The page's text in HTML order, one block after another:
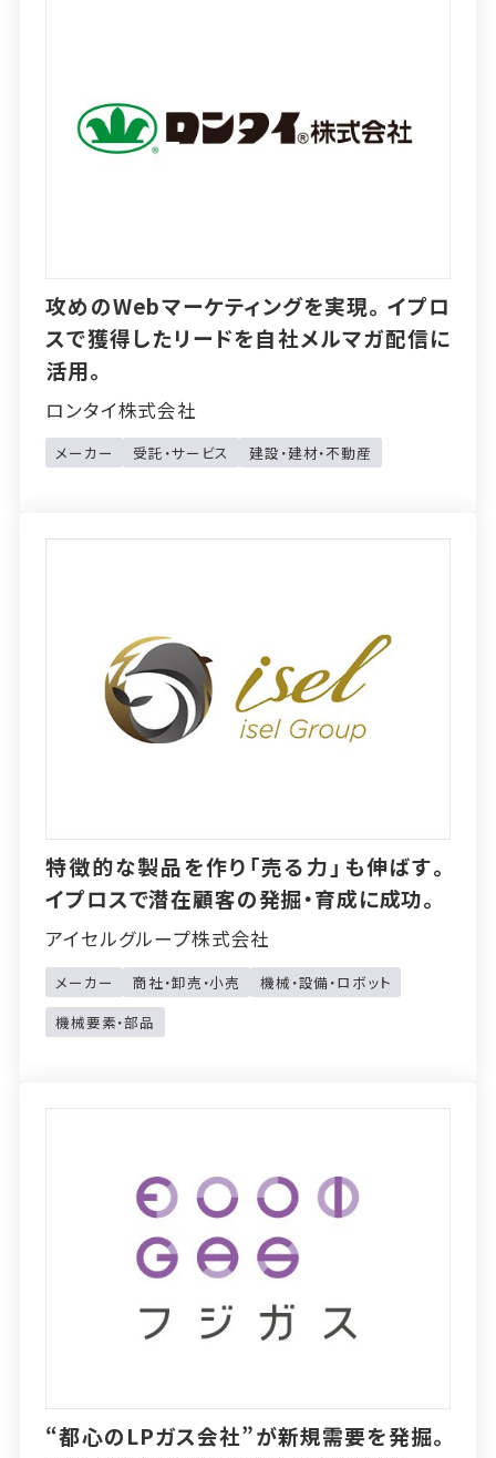
攻めのWebマーケティングを実現。イプロ
スで獲得したリードを自社メルマガ配信に
活用。
ロンタイ株式会社
メーカー 受託・サービス 建設・建材・不動産
特徴的な製品を作り「売る力」も伸ばす。
イプロスで潜在顧客の発掘・育成に成功。
アイセルグループ株式会社
メーカー 商社・卸売・小売
機械・設備・ロボット
機械要素・部品
“都心のLPガス会社”が新規需要を発掘。